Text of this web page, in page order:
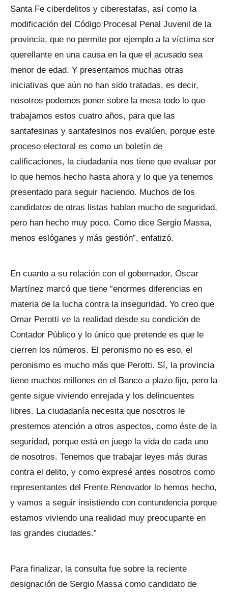
Santa Fe ciberdelitos y ciberestafas, así como la
modificación del Código Procesal Penal Juvenil de la
provincia, que no permite por ejemplo a la víctima ser
querellante en una causa en la que el acusado sea
menor de edad. Y presentamos muchas otras
iniciativas que aún no han sido tratadas, es decir,
nosotros podemos poner sobre la mesa todo lo que
trabajamos estos cuatro años, para que las
santafesinas y santafesinos nos evalúen, porque este
proceso electoral es como un boletín de
calificaciones, la ciudadanía nos tiene que evaluar por
lo que hemos hecho hasta ahora y lo que ya tenemos
presentado para seguir haciendo. Muchos de los
candidatos de otras listas hablan mucho de seguridad,
pero han hecho muy poco. Como dice Sergio Massa,
menos eslóganes y más gestión”, enfatizó.
En cuanto a su relación con el gobernador, Oscar
Martínez marcó que tiene “enormes diferencias en
materia de la lucha contra la inseguridad. Yo creo que
Omar Perotti ve la realidad desde su condición de
Contador Público y lo único que pretende es que le
cierren los números. El peronismo no es eso, el
peronismo es mucho más que Perotti. Sí, la provincia
tiene muchos millones en el Banco a plazo fijo, pero la
gente sigue viviendo enrejada y los delincuentes
libres. La ciudadanía necesita que nosotros le
prestemos atención a otros aspectos, como éste de la
seguridad, porque está en juego la vida de cada uno
de nosotros. Tenemos que trabajar leyes más duras
contra el delito, y como expresé antes nosotros como
representantes del Frente Renovador lo hemos hecho,
y vamos a seguir insistiendo con contundencia porque
estamos viviendo una realidad muy preocupante en
las grandes ciudades.”
Para finalizar, la consulta fue sobre la reciente
designación de Sergio Massa como candidato de